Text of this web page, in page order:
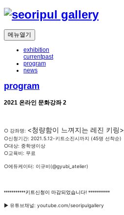
메뉴열기
exhibition
currentpast
program
news
program
2021 온라인 문화강좌 2
○ 강좌명: <청량함이 느껴지는 레진 키링>
○신청기간: 2021.5.12-키트소진시까지 (45명 선착순)
○대상: 중학생이상
○교육비: 무료
○에듀케이터: 이규비(@gyubi_atelier)
***********키트신청이 마감되었습니다! ***********
▶️ 유튜브채널: youtube.com/seoripulgallery